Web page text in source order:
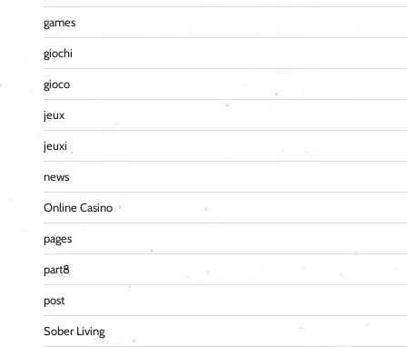
games
giochi
gioco
jeux
jeuxi
news
Online Casino
pages
part8
post
Sober Living